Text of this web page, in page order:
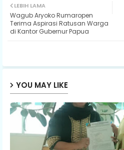
LEBIH LAMA
Wagub Aryoko Rumaropen
Terima Aspirasi Ratusan Warga
di Kantor Gubernur Papua
YOU MAY LIKE